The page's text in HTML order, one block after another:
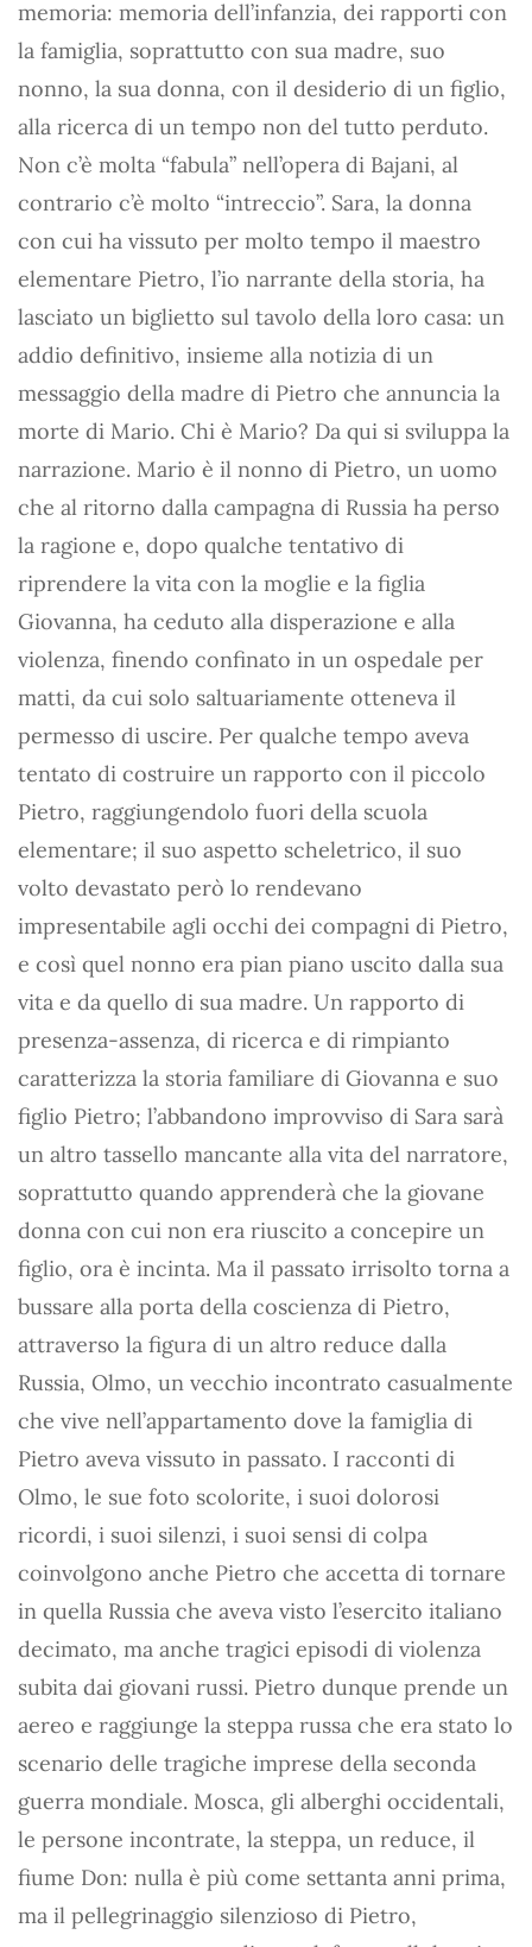
memoria: memoria dell’infanzia, dei rapporti con
la famiglia, soprattutto con sua madre, suo
nonno, la sua donna, con il desiderio di un figlio,
alla ricerca di un tempo non del tutto perduto.
Non c’è molta “fabula” nell’opera di Bajani, al
contrario c’è molto “intreccio”. Sara, la donna
con cui ha vissuto per molto tempo il maestro
elementare Pietro, l’io narrante della storia, ha
lasciato un biglietto sul tavolo della loro casa: un
addio definitivo, insieme alla notizia di un
messaggio della madre di Pietro che annuncia la
morte di Mario. Chi è Mario? Da qui si sviluppa la
narrazione. Mario è il nonno di Pietro, un uomo
che al ritorno dalla campagna di Russia ha perso
la ragione e, dopo qualche tentativo di
riprendere la vita con la moglie e la figlia
Giovanna, ha ceduto alla disperazione e alla
violenza, finendo confinato in un ospedale per
matti, da cui solo saltuariamente otteneva il
permesso di uscire. Per qualche tempo aveva
tentato di costruire un rapporto con il piccolo
Pietro, raggiungendolo fuori della scuola
elementare; il suo aspetto scheletrico, il suo
volto devastato però lo rendevano
impresentabile agli occhi dei compagni di Pietro,
e così quel nonno era pian piano uscito dalla sua
vita e da quello di sua madre. Un rapporto di
presenza-assenza, di ricerca e di rimpianto
caratterizza la storia familiare di Giovanna e suo
figlio Pietro; l’abbandono improvviso di Sara sarà
un altro tassello mancante alla vita del narratore,
soprattutto quando apprenderà che la giovane
donna con cui non era riuscito a concepire un
figlio, ora è incinta. Ma il passato irrisolto torna a
bussare alla porta della coscienza di Pietro,
attraverso la figura di un altro reduce dalla
Russia, Olmo, un vecchio incontrato casualmente
che vive nell’appartamento dove la famiglia di
Pietro aveva vissuto in passato. I racconti di
Olmo, le sue foto scolorite, i suoi dolorosi
ricordi, i suoi silenzi, i suoi sensi di colpa
coinvolgono anche Pietro che accetta di tornare
in quella Russia che aveva visto l’esercito italiano
decimato, ma anche tragici episodi di violenza
subita dai giovani russi. Pietro dunque prende un
aereo e raggiunge la steppa russa che era stato lo
scenario delle tragiche imprese della seconda
guerra mondiale. Mosca, gli alberghi occidentali,
le persone incontrate, la steppa, un reduce, il
fiume Don: nulla è più come settanta anni prima,
ma il pellegrinaggio silenzioso di Pietro,